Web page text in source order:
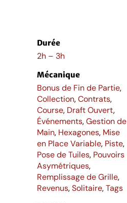
Durée
2h – 3h
Mécanique
Bonus de Fin de Partie,
Collection,Contrats,
Course, Draft Ouvert,
Événements,Gestion de
Main, Hexagones, Mise
en Place Variable, Piste,
Pose de Tuiles, Pouvoirs
Asymétriques,
Remplissage de Grille,
Revenus,Solitaire,Tags